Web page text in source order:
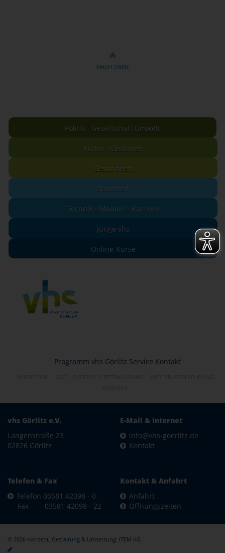
NACH OBEN
Politik - Gesellschaft Umwelt
Kultur - Gestalten
Gesundheit
Sprachen
Technik - Medien - Karriere
junge vhs
Online-Kurse
Programm vhs Görlitz Service Kontakt
vhs Görlitz e.V.
Langenstraße 23
02826 Görlitz
E-Mail & Internet
info@vhs-goerlitz.de
Kontakt
Telefon & Fax
Telefon 03581 42098 - 0
Fax 03581 42098 - 22
Kontakt & Anfahrt
Anfahrt
Öffnungszeiten
© 2026 Konzept, Gestaltung & Umsetzung: ITEM KG